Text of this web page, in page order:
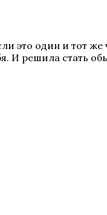
один и тот же
И решила стать